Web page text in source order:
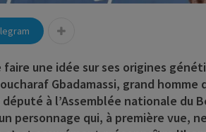
une idée sur ses origines
Gbadamassi, grand homme
à l’Assemblée nationale du
personnage qui, à première vue,